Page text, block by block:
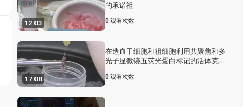
12:03
的承诺祖
0 观看次数
17:08
在造血干细胞和祖细胞利用共聚焦和多
光子显微镜五荧光蛋白标记的活体克隆
0 观看次数